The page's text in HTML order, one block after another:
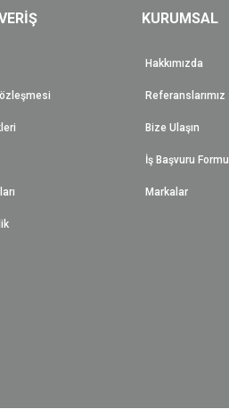
KURUMSAL
Hakkımızda
Referanslarımız
Bize Ulaşın
İş Başvuru Formu
Markalar